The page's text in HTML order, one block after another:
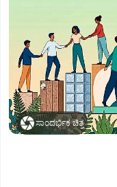
ಸಾಂದರ್ಭಿಕ ಚಿತ್ರ